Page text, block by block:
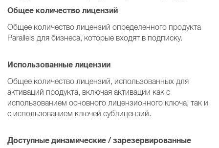
Общее количество лицензий
Общее количество лицензий определенного продукта
Parallels для бизнеса, которые входят в подписку.
Использованные лицензии
Общее количество лицензий, использованных для
активаций продукта, включая активации как с
использованием основного лицензионного ключа, так и
с использованием ключей сублицензий.
Доступные динамические / зарезервированные